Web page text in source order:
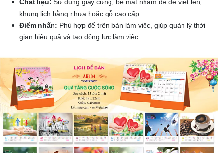
Chất liệu: Sử dụng giấy cứng, bề mặt nhám để dễ viết lên,
khung lịch bằng nhựa hoặc gỗ cao cấp.
Điểm nhấn: Phù hợp để trên bàn làm việc, giúp quản lý thời
gian hiệu quả và tạo động lực làm việc.